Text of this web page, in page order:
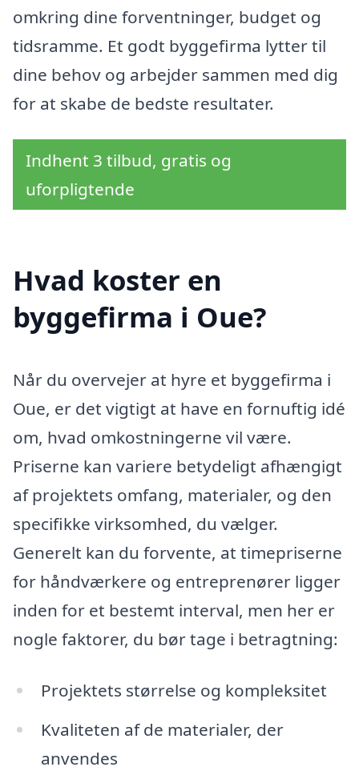
omkring dine forventninger, budget og
tidsramme. Et godt byggefirma lytter til
dine behov og arbejder sammen med dig
for at skabe de bedste resultater.
Indhent 3 tilbud, gratis og
uforpligtende
Hvad koster en
byggefirma i Oue?
Når du overvejer at hyre et byggefirma i
Oue, er det vigtigt at have en fornuftig idé
om, hvad omkostningerne vil være.
Priserne kan variere betydeligt afhængigt
af projektets omfang, materialer, og den
specifikke virksomhed, du vælger.
Generelt kan du forvente, at timepriserne
for håndværkere og entreprenører ligger
inden for et bestemt interval, men her er
nogle faktorer, du bør tage i betragtning:
Projektets størrelse og kompleksitet
Kvaliteten af de materialer, der
anvendes